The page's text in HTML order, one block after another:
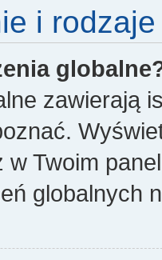
i
zawierają
w Twoim
globalnych